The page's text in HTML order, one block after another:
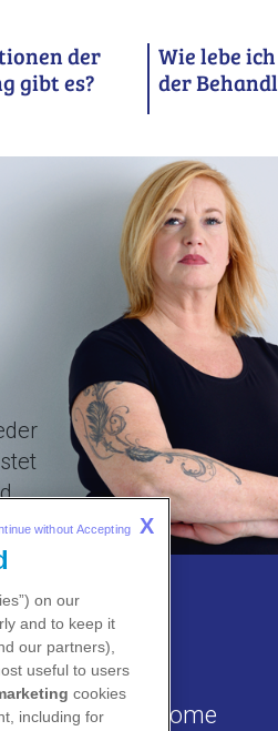
der
gibt es?
Wie lebe
der
ihre Symptome
on our
and to keep it
our partners),
useful to users
cookies
including for
without Accepting X